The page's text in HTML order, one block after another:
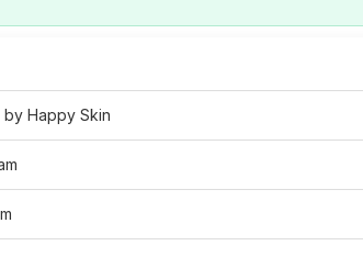
by Happy Skin